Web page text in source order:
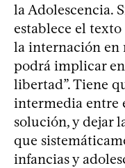
la Adolescencia.
establece el
la internación en
podrá implicar
libertad”. Tiene
intermedia entre
solución, y dejar
que
infancias y